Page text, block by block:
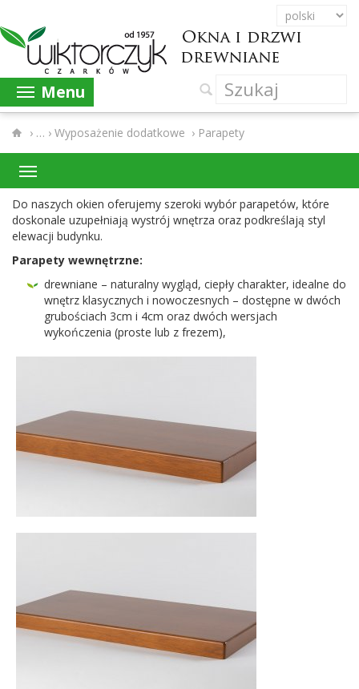
Menu
› Wyposażenie dodatkowe › Parapety
Do naszych okien ofer­u­jemy sze­roki wybór para­petów, które
doskonale uzu­peł­ni­ają wys­trój wnętrza oraz pod­kreślają styl
elewacji budynku.
Para­pety wewnętrzne:
drew­ni­ane – nat­u­ralny wygląd, ciepły charak­ter, ide­alne do
wnętrz klasy­cznych i nowoczes­nych – dostępne w dwóch
gruboś­ci­ach 3cm i 4cm oraz dwóch wer­s­jach
wykończenia (proste lub z frezem),